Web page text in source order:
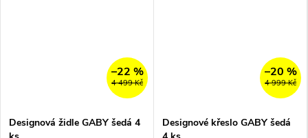
4 499 Kč
–22 %
Designová židle GABY šedá 4
4 999 Kč
–20 %
Designové křeslo GABY šedá